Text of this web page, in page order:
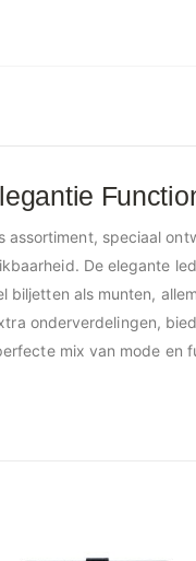
assortiment, speciaal
De elegante
biljetten als munten,
onderverdelingen,
mix van mode en